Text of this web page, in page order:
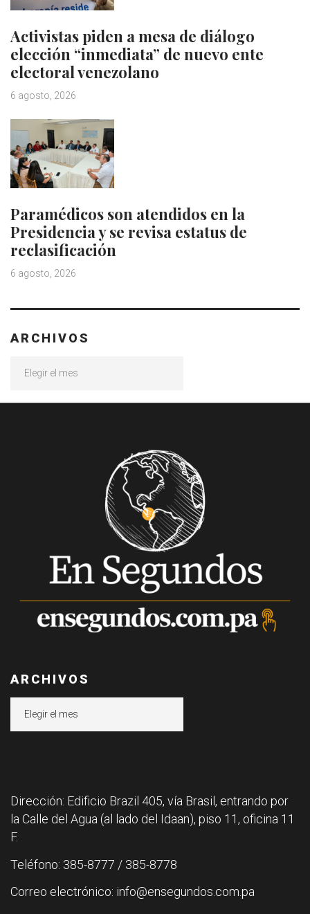
Activistas piden a mesa de diálogo
elección “inmediata” de nuevo ente
electoral venezolano
6 agosto, 2026
Paramédicos son atendidos en la
Presidencia y se revisa estatus de
reclasificación
6 agosto, 2026
ARCHIVOS
ARCHIVOS
Dirección: Edificio Brazil 405, vía Brasil, entrando por
la Calle del Agua (al lado del Idaan), piso 11, oficina 11
F.
Teléfono: 385-8777 / 385-8778
Correo electrónico: info@ensegundos.com.pa